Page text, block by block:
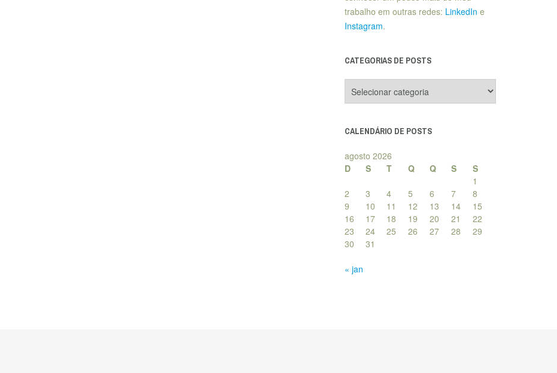
trabalho em outras redes: LinkedIn e
Instagram.
CATEGORIAS DE POSTS
de
CALENDÁRIO DE POSTS
agosto 2026
D
S T Q Q S
S
1
2
3 4 5 6 7
8
9
10 11 12 13 14
15
16
17 18 19 20 21
22
23
24 25 26 27 28
29
30
31
« jan